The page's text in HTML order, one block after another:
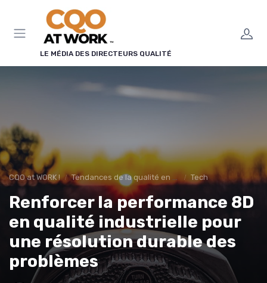
LE MÉDIA DES DIRECTEURS QUALITÉ
CQO at WORK ! Tendances de la qualité en entreprise Tech
Renforcer la performance 8D
en qualité industrielle pour
une résolution durable des
problèmes
Panneau de gestion des cookies